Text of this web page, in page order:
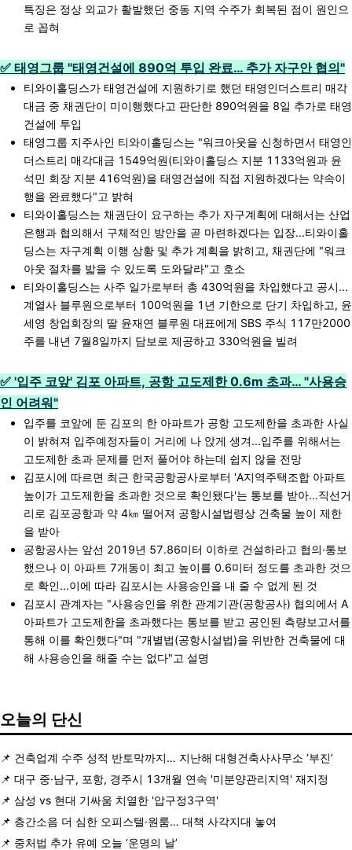
특징은 정상 외교가 활발했던 중동 지역 수주가 회복된 점이 원인으
로 꼽혀
✅ 태영그룹 "태영건설에 890억 투입 완료… 추가 자구안 협의"
티와이홀딩스가 태영건설에 지원하기로 했던 태영인더스트리 매각
대금 중 채권단이 미이행했다고 판단한 890억원을 8일 추가로 태영
건설에 투입
태영그룹 지주사인 티와이홀딩스는 "워크아웃을 신청하면서 태영인
더스트리 매각대금 1549억원(티와이홀딩스 지분 1133억원과 윤
석민 회장 지분 416억원)을 태영건설에 직접 지원하겠다는 약속이
행을 완료했다"고 밝혀
티와이홀딩스는 채권단이 요구하는 추가 자구계획에 대해서는 산업
은행과 협의해서 구체적인 방안을 곧 마련하겠다는 입장...티와이홀
딩스는 자구계획 이행 상황 및 추가 계획을 밝히고, 채권단에 "워크
아웃 절차를 밟을 수 있도록 도와달라"고 호소
티와이홀딩스는 사주 일가로부터 총 430억원을 차입했다고 공시...
계열사 블루원으로부터 100억원을 1년 기한으로 단기 차입하고, 윤
세영 창업회장의 딸 윤재연 블루원 대표에게 SBS 주식 117만2000
주를 내년 7월8일까지 담보로 제공하고 330억원을 빌려
✅ '입주 코앞' 김포 아파트, 공항 고도제한 0.6m 초과… "사용승
인 어려워"
입주를 코앞에 둔 김포의 한 아파트가 공항 고도제한을 초과한 사실
이 밝혀져 입주예정자들이 거리에 나 앉게 생겨...입주를 위해서는
고도제한 초과 문제를 먼저 풀어야 하는데 쉽지 않을 전망
김포시에 따르면 최근 한국공항공사로부터 'A지역주택조합 아파트
높이가 고도제한을 초과한 것으로 확인됐다'는 통보를 받아...직선거
리로 김포공항과 약 4㎞ 떨어져 공항시설법령상 건축물 높이 제한
을 받아
공항공사는 앞선 2019년 57.86미터 이하로 건설하라고 협의·통보
했으나 이 아파트 7개동이 최고 높이를 0.6미터 정도를 초과한 것으
로 확인...이에 따라 김포시는 사용승인을 내 줄 수 없게 된 것
김포시 관계자는 "사용승인을 위한 관계기관(공항공사) 협의에서 A
아파트가 고도제한을 초과했다는 통보를 받고 공인된 측량보고서를
통해 이를 확인했다"며 "개별법(공항시설법)을 위반한 건축물에 대
해 사용승인을 해줄 수는 없다"고 설명
오늘의 단신
📌 건축업계 수주 성적 반토막까지… 지난해 대형건축사사무소 ‘부진’
📌 대구 중·남구, 포항, 경주시 13개월 연속 '미분양관리지역' 재지정
📌 삼성 vs 현대 기싸움 치열한 '압구정3구역'
📌 층간소음 더 심한 오피스텔·원룸… 대책 사각지대 놓여
📌 중처법 추가 유예 오늘 ‘운명의 날’